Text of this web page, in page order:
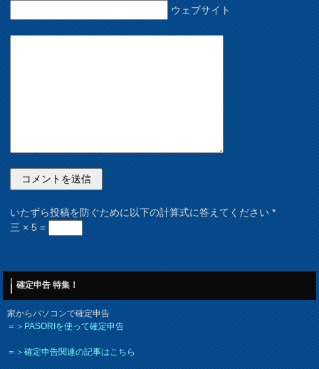
ウェブサイト
いたずら投稿を防ぐために以下の計算式に答えてください*
三 × 5 =
確定申告 特集！
家からパソコンで確定申告
＝＞PASORIを使って確定申告
＝＞確定申告関連の記事はこちら